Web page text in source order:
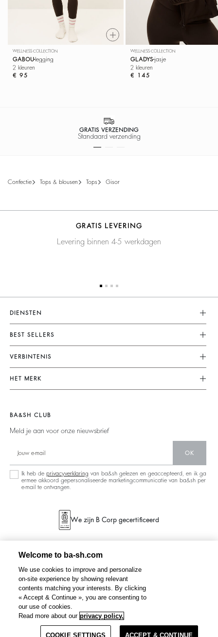
WELLNESS COLLECTION
GABOU legging
2 kleuren
€ 95
WELLNESS COLLECTION
GLADYS jasje
2 kleuren
€ 145
GRATIS VERZENDING
Standaard verzending
confectie tops & blousen tops gisor
GISOR sportbeha
SELECTEER EEN MAAT
GRATIS LEVERING
Levering binnen 4-5 werkdagen
DIENSTEN
Klantenservice
FAQ
Terugzenden En Terugbetaling
Algemene Voorwaarden
Juridische Kennisgeving
BEST SELLERS
Dresses
Jumpsuits
Tops & Shirts
Jumpers & Cardigans
Backless
VERBINTENIS
Onze Engagementen
Duurzame Collectie
Partners
Circulariteit
Operaties
HET MERK
Barbara & Sharon
Nieuwe Collectie
BA&SH CLUB
Meld je aan voor onze nieuwsbrief
OK
Ik heb de privacyverklaring van ba&sh gelezen en geaccepteerd, en ik ga
ermee akkoord gepersonaliseerde marketingcommunicatie van ba&sh per
e-mail te ontvangen.
We zijn B Corp gecertificeerd
Welcome to ba-sh.com
We use cookies to improve and personalize
on-site experience by showing relevant
contents matching your interests. By clicking
« Accept & Continue », you are consenting to
our use of cookies.
Read more about our privacy policy.
COOKIE SETTINGS ACCEPT & CONTINUE